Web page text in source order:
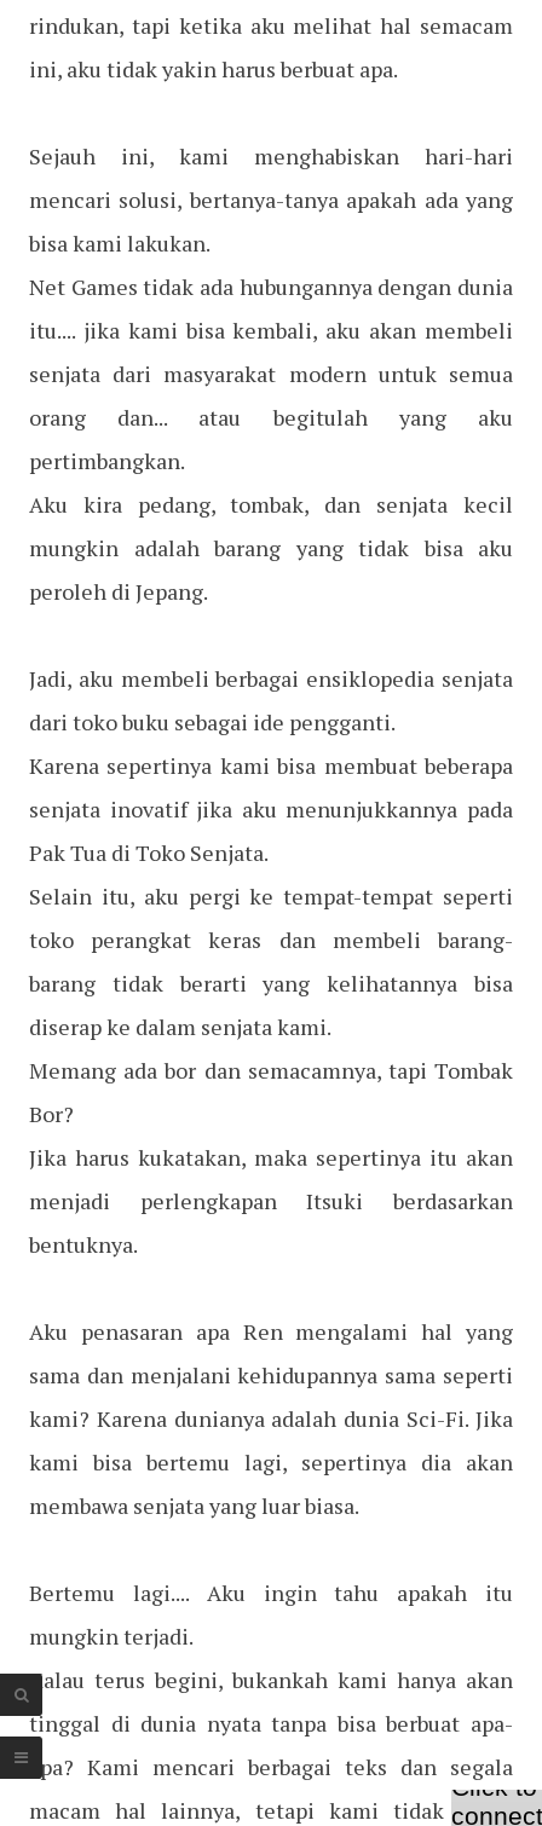
rindukan, tapi ketika aku melihat hal semacam
ini, aku tidak yakin harus berbuat apa.
Sejauh ini, kami menghabiskan hari-hari
mencari solusi, bertanya-tanya apakah ada yang
bisa kami lakukan.
Net Games tidak ada hubungannya dengan dunia
itu.... jika kami bisa kembali, aku akan membeli
senjata dari masyarakat modern untuk semua
orang dan... atau begitulah yang aku
pertimbangkan.
Aku kira pedang, tombak, dan senjata kecil
mungkin adalah barang yang tidak bisa aku
peroleh di Jepang.
Jadi, aku membeli berbagai ensiklopedia senjata
dari toko buku sebagai ide pengganti.
Karena sepertinya kami bisa membuat beberapa
senjata inovatif jika aku menunjukkannya pada
Pak Tua di Toko Senjata.
Selain itu, aku pergi ke tempat-tempat seperti
toko perangkat keras dan membeli barang-
barang tidak berarti yang kelihatannya bisa
diserap ke dalam senjata kami.
Memang ada bor dan semacamnya, tapi Tombak
Bor?
Jika harus kukatakan, maka sepertinya itu akan
menjadi perlengkapan Itsuki berdasarkan
bentuknya.
Aku penasaran apa Ren mengalami hal yang
sama dan menjalani kehidupannya sama seperti
kami? Karena dunianya adalah dunia Sci-Fi. Jika
kami bisa bertemu lagi, sepertinya dia akan
membawa senjata yang luar biasa.
Bertemu lagi.... Aku ingin tahu apakah itu
mungkin terjadi.
Kalau terus begini, bukankah kami hanya akan
tinggal di dunia nyata tanpa bisa berbuat apa-
apa? Kami mencari berbagai teks dan segala
macam hal lainnya, tetapi kami tidak dapat